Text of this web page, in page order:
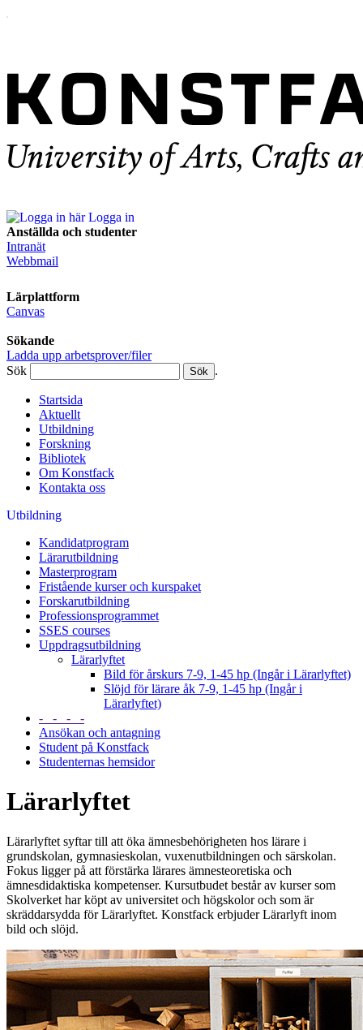
Logga in
Anställda och studenter
Intranät
Webbmail
Lärplattform
Canvas
Sökande
Ladda upp arbetsprover/filer
Sök
.
Startsida
Aktuellt
Utbildning
Forskning
Bibliotek
Om Konstfack
Kontakta oss
Utbildning
Kandidatprogram
Lärarutbildning
Masterprogram
Fristående kurser och kurspaket
Forskarutbildning
Professionsprogrammet
SSES courses
Uppdragsutbildning
Lärarlyftet
Bild för årskurs 7-9, 1-45 hp (Ingår i Lärarlyftet)
Slöjd för lärare åk 7-9, 1-45 hp (Ingår i
Lärarlyftet)
- - - -
Ansökan och antagning
Student på Konstfack
Studenternas hemsidor
Lärarlyftet
Lärarlyftet syftar till att öka ämnesbehörigheten hos lärare i
grundskolan, gymnasieskolan, vuxenutbildningen och särskolan.
Fokus ligger på att förstärka lärares ämnesteoretiska och
ämnesdidaktiska kompetenser. Kursutbudet består av kurser som
Skolverket har köpt av universitet och högskolor och som är
skräddarsydda för Lärarlyftet. Konstfack erbjuder Lärarlyft inom
bild och slöjd.